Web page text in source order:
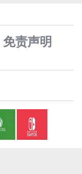
免责声明